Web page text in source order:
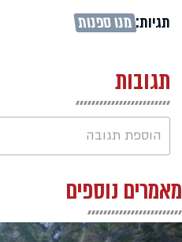
תגיות:מנו ספנות
תגובות
הוספת תגובה
מאמרים נוספים